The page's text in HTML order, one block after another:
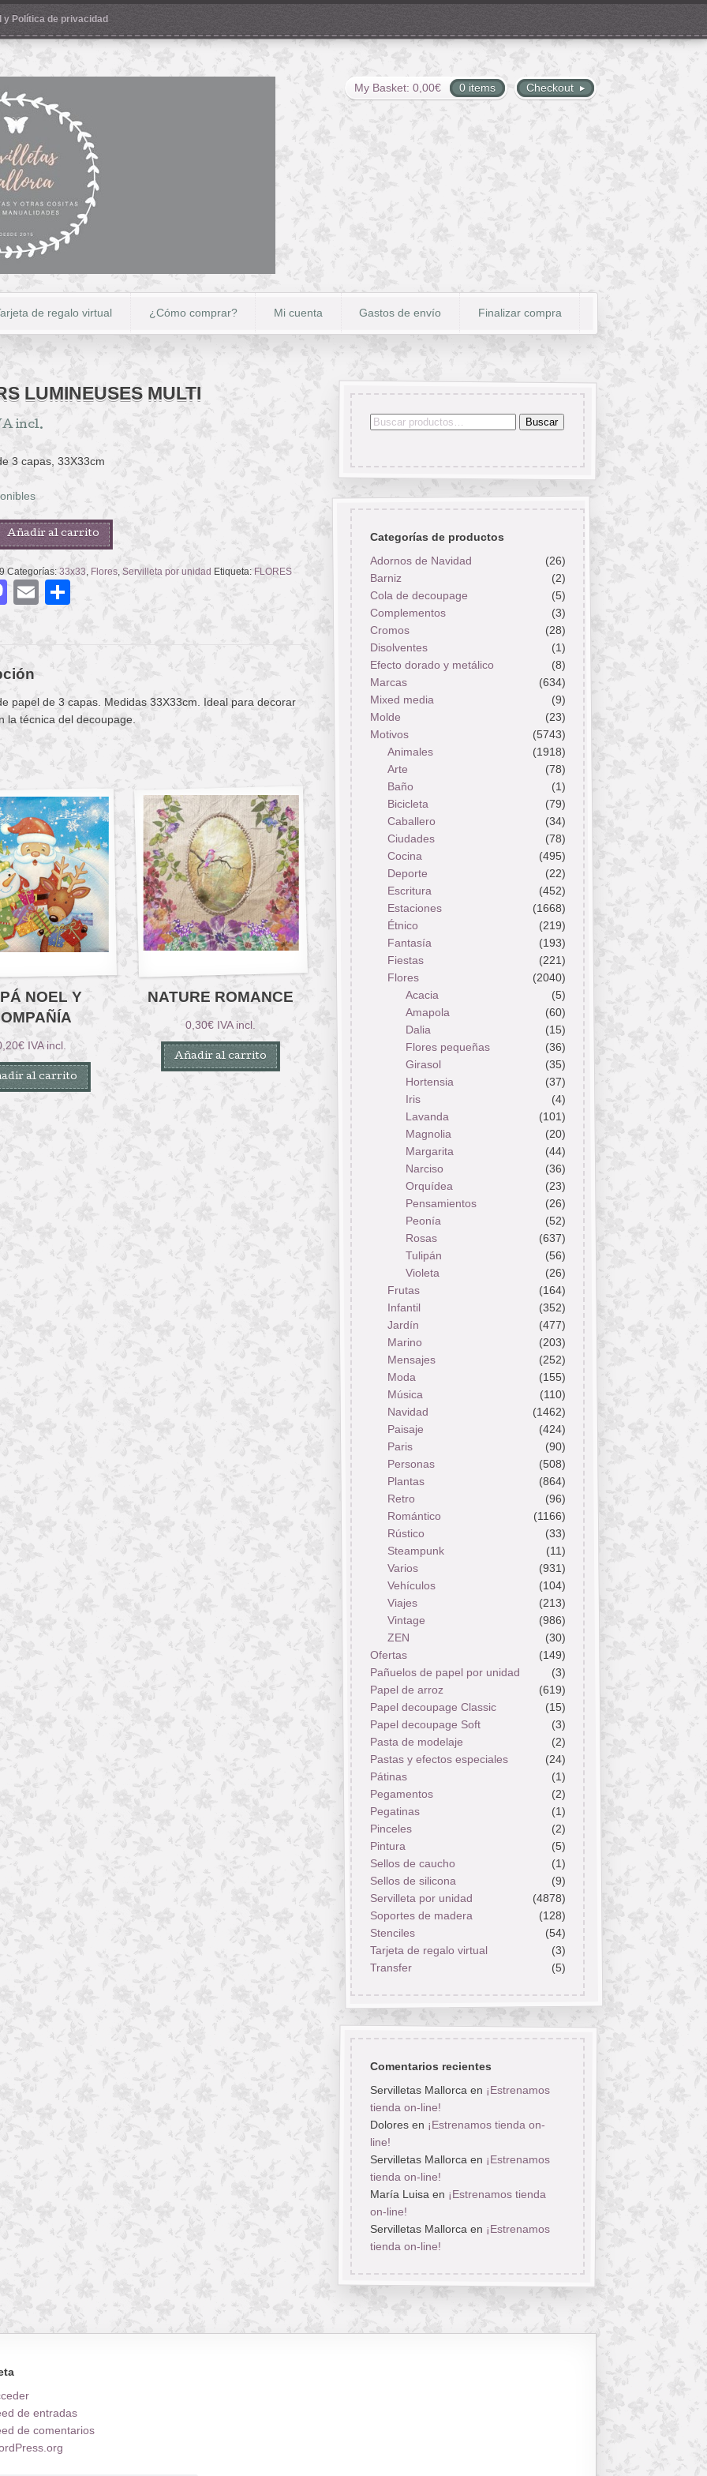
y Política de privacidad
Checkout
My Basket: 0,00€ 0 items
de regalo virtual ¿Cómo comprar? Mi cuenta Gastos de envío Finalizar compra
LUMINEUSES MULTI
incl.
3 capas, 33X33cm
Añadir al carrito
Categorías: 33x33 Flores, Servilleta por unidad Etiqueta: FLORES
Mastodon
EmailCompartir
papel de 3 capas. Medidas 33X33cm. Ideal para decorar
la técnica del decoupage.
NOEL Y
€ IVA incl.
al carrito
NATURE ROMANCE
0,30€ IVA incl.
Añadir al carrito
Buscar
Buscar
Categorías de productos
Adornos de Navidad
(26)
Barniz
(2)
Cola de decoupage
(5)
Complementos
(3)
Cromos
(28)
Disolventes
(1)
Efecto dorado y metálico
(8)
Marcas
(634)
Mixed media
(9)
Molde
(23)
Motivos
(5743)
Animales
(1918)
Arte
(78)
Baño
(1)
Bicicleta
(79)
Caballero
(34)
Ciudades
(78)
Cocina
(495)
Deporte
(22)
Escritura
(452)
Estaciones
(1668)
Étnico
(219)
Fantasía
(193)
Fiestas
(221)
Flores
(2040)
Acacia
(5)
Amapola
(60)
Dalia
(15)
Flores pequeñas
(36)
Girasol
(35)
Hortensia
(37)
Iris
(4)
Lavanda
(101)
Magnolia
(20)
Margarita
(44)
Narciso
(36)
Orquídea
(23)
Pensamientos
(26)
Peonía
(52)
Rosas
(637)
Tulipán
(56)
Violeta
(26)
Frutas
(164)
Infantil
(352)
Jardín
(477)
Marino
(203)
Mensajes
(252)
Moda
(155)
Música
(110)
Navidad
(1462)
Paisaje
(424)
Paris
(90)
Personas
(508)
Plantas
(864)
Retro
(96)
Romántico
(1166)
Rústico
(33)
Steampunk
(11)
Varios
(931)
Vehículos
(104)
Viajes
(213)
Vintage
(986)
ZEN
(30)
Ofertas
(149)
Pañuelos de papel por unidad
(3)
Papel de arroz
(619)
Papel decoupage Classic
(15)
Papel decoupage Soft
(3)
Pasta de modelaje
(2)
Pastas y efectos especiales
(24)
Pátinas
(1)
Pegamentos
(2)
Pegatinas
(1)
Pinceles
(2)
Pintura
(5)
Sellos de caucho
(1)
Sellos de silicona
(9)
Servilleta por unidad
(4878)
Soportes de madera
(128)
Stenciles
(54)
Tarjeta de regalo virtual
(3)
Transfer
(5)
Comentarios recientes
Servilletas Mallorcaen ¡Estrenamos
tienda on-line!
Doloresen ¡Estrenamos tienda on-
line!
Servilletas Mallorcaen ¡Estrenamos
tienda on-line!
María Luisaen ¡Estrenamos tienda
on-line!
Servilletas Mallorcaen ¡Estrenamos
tienda on-line!
de entradas
de comentarios